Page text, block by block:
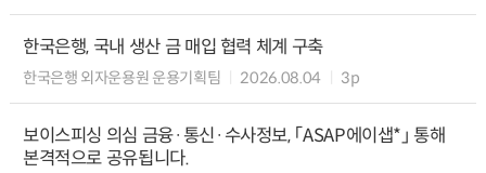
한국은행, 국내 생산 금 매입 협력 체계 구축
한국은행 외자운용원 운용기획팀 2026.08.04 3p
보이스피싱 의심 금융·통신·수사정보, 「ASAP에이샙*」 통해
본격적으로 공유됩니다.